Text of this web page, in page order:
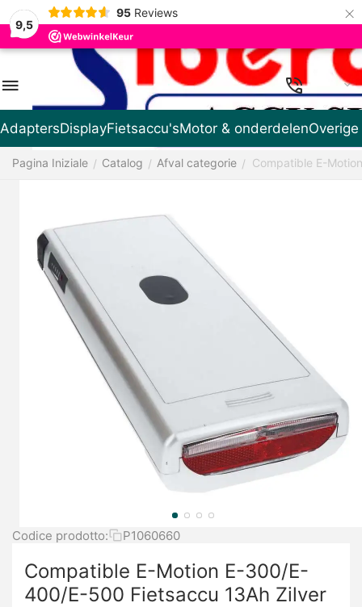
9,5
95 Reviews ×
IT
AdaptersDisplayFietsaccu'sMotor & onderdelen
Pagina Iniziale / Catalog / Afval categorie / Compatible E-
Codice prodotto: P1060660
Compatible E-Motion E-300/E-
400/E-500 Fietsaccu 13Ah Zilver